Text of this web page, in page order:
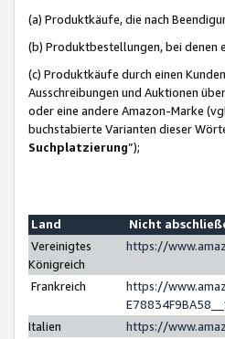
(a) Produktkäufe, die nach
(b) Produktbestellungen, bei denen
(c) Produktkäufe durch einen
Ausschreibungen und Auktionen
oder eine andere Amazon-Marke
buchstabierte Varianten dieser
Suchplatzierung”);
Land
Nicht
Vereinigtes
Königreich
https://
Frankreich
https://
Italien
https://